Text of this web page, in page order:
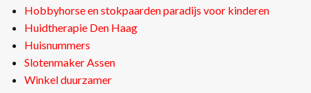
Hobbyhorse en stokpaarden paradijs voor kinderen
Huidtherapie Den Haag
Huisnummers
Slotenmaker Assen
Winkel duurzamer